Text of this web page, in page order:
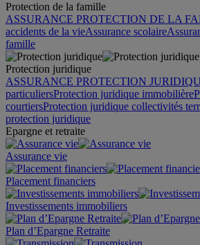
Protection de la famille
ASSURANCE PROTECTION DE LA
accidents de la vieAssurance scolaire
famille
Protection juridique
ASSURANCE PROTECTION
particuliersProtection juridique immobilière
courtiersProtection juridique collectivités
protection juridique
Epargne et retraite
Assurance vie
Placement financiers
Investissements immobiliers
Plan d’Epargne Retraite